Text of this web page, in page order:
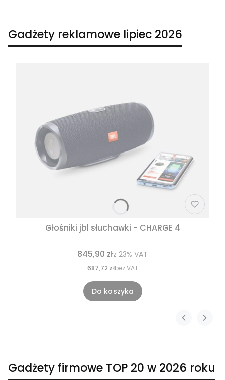
Gadżety reklamowe lipiec 2026
Głośniki jbl słuchawki - CHARGE 4
845,90 złz 23% VAT
687,72 złbez VAT
Do koszyka
Gadżety firmowe TOP 20 w 2026 roku